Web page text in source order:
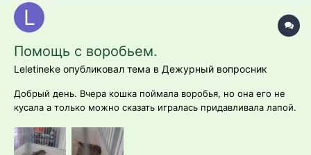
Помощь с воробьем.
Leletineke опубликовал тема в Дежурный вопросник
Добрый день. Вчера кошка поймала воробья, но она его не
кусала а только можно сказать игралась придавливала лапой.
Кровотечений нет точно. Чистенький. Но ляжит на одном
боку и все. Лапки крылья вытягивая, думала переломы....